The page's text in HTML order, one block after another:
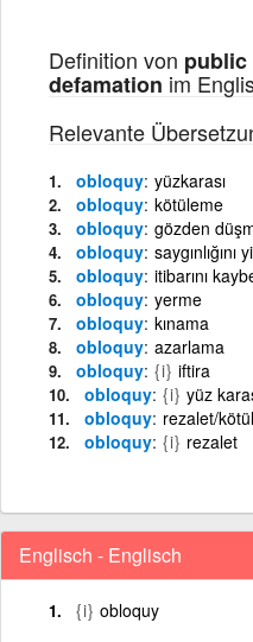
Definition von public
defamation im
Relevante
obloquy yüzkarası
obloquy kötüleme
obloquy gözden
obloquy saygınlığını
obloquy itibarını
obloquy yerme
obloquy kınama
obloquy azarlama
obloquy {i} iftira
obloquy {i} yüz
obloquy rezalet/
obloquy {i} rezalet
Englisch - Englisch
{i} obloquy